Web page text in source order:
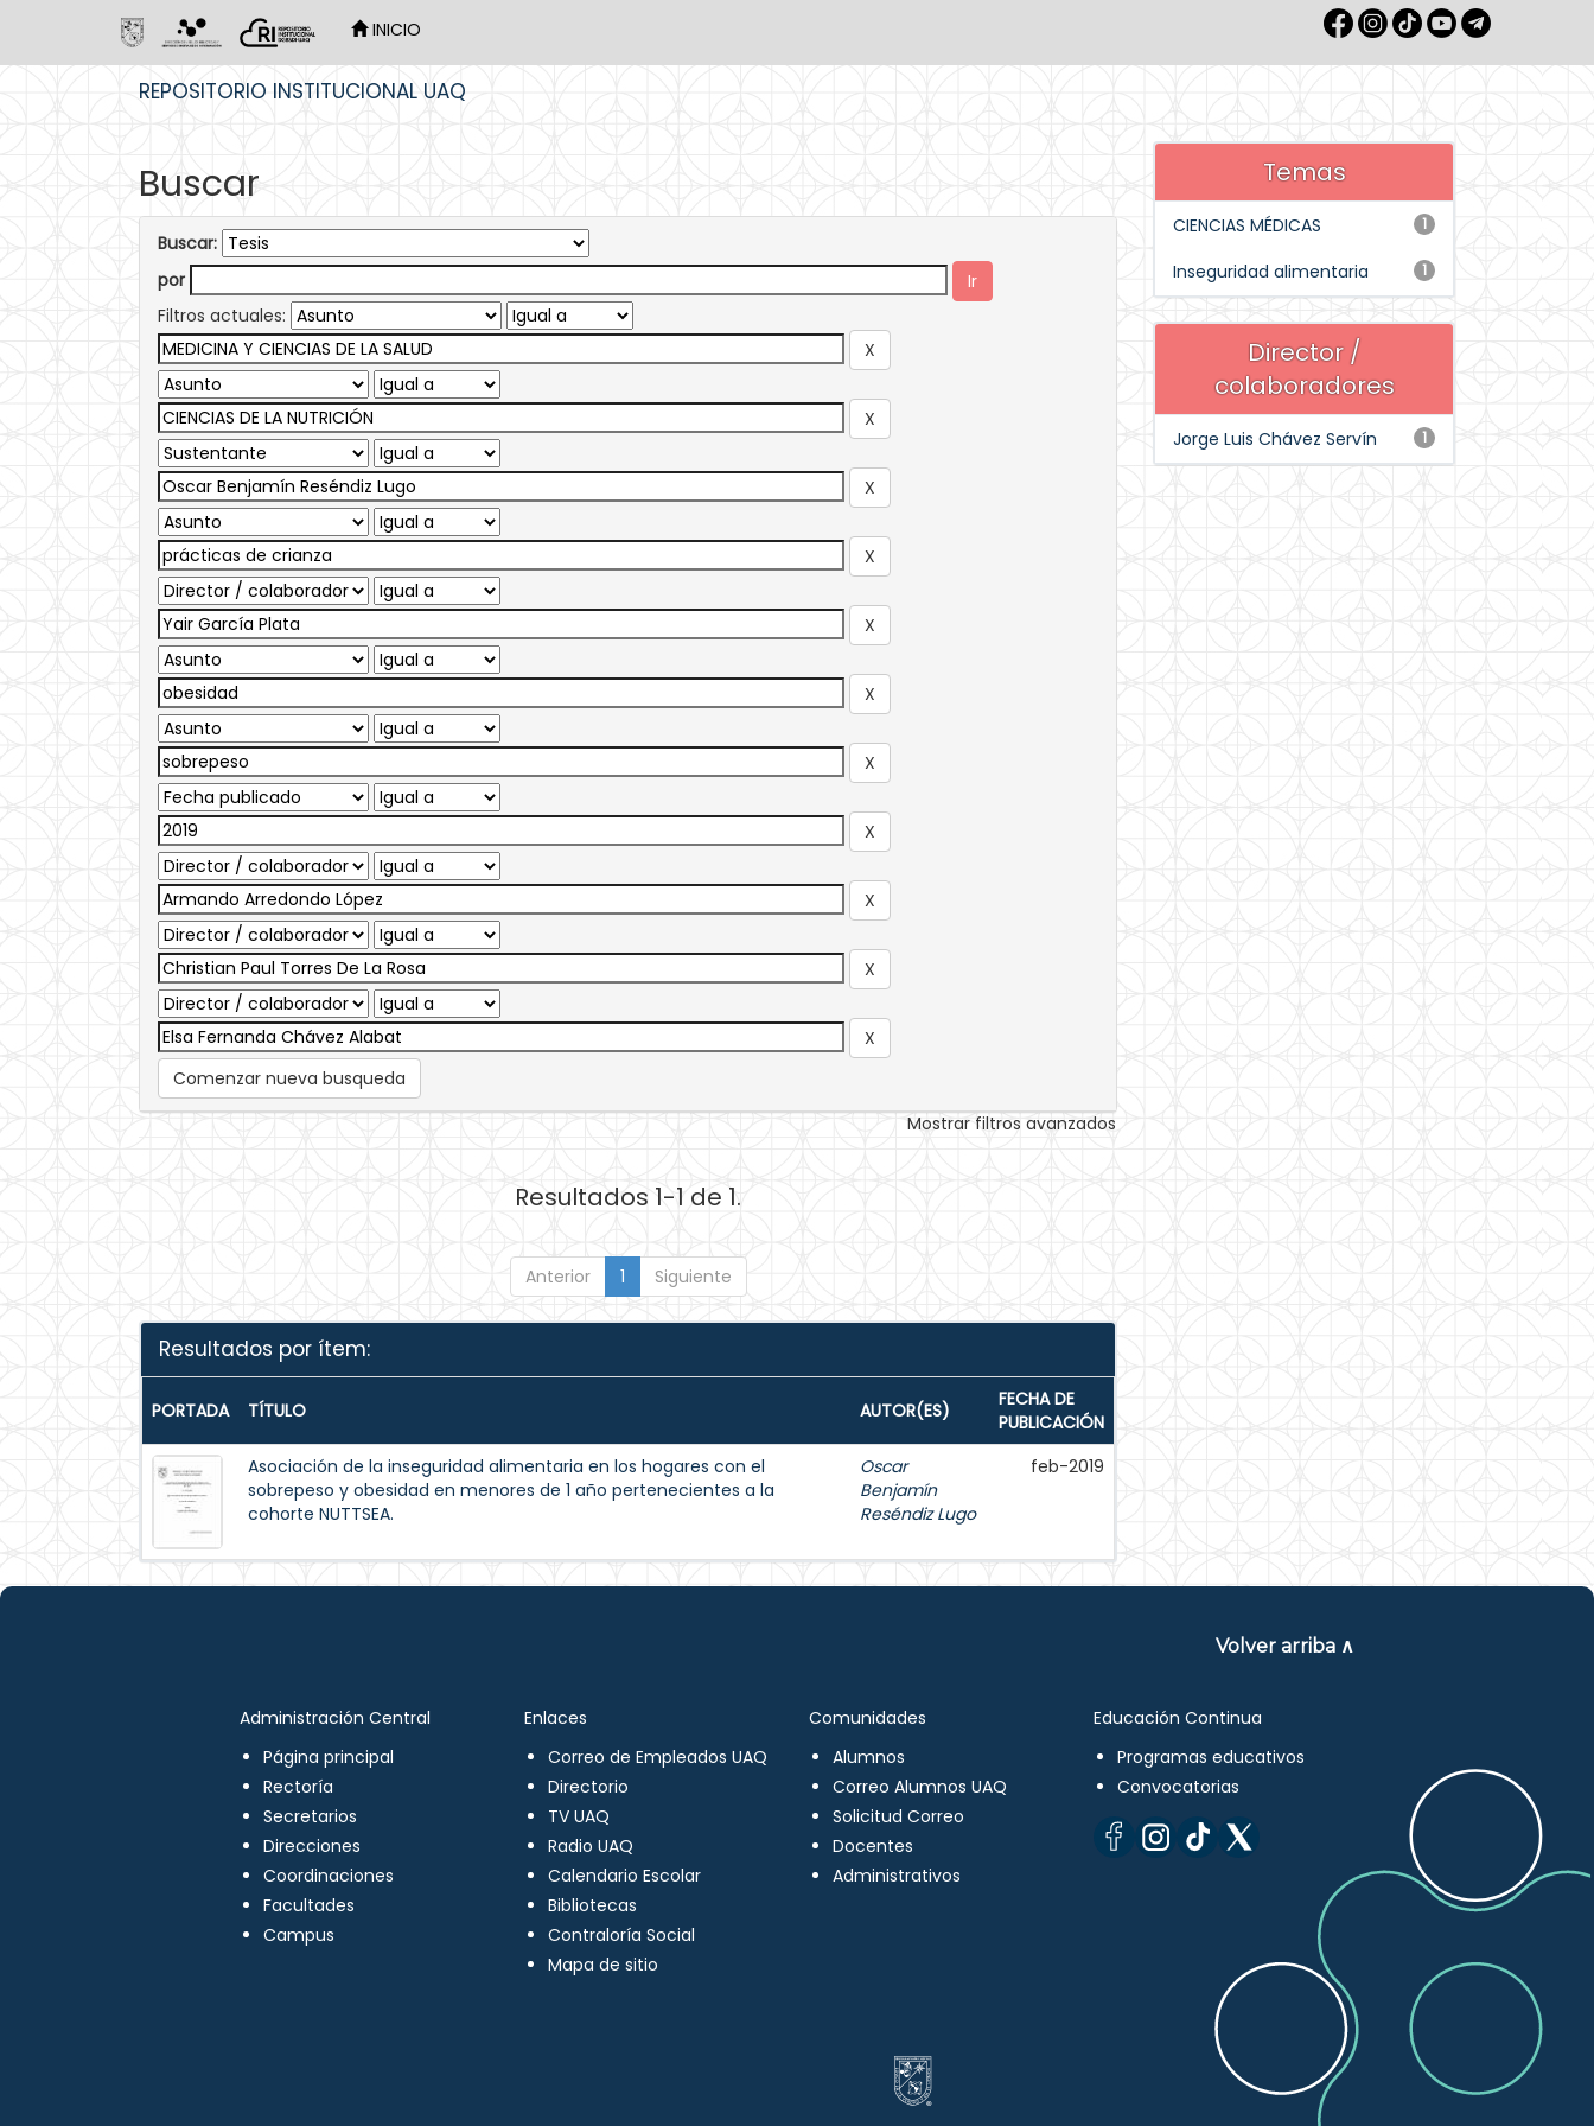
INICIO
REPOSITORIO INSTITUCIONAL UAQ
Buscar
Buscar:
por
Filtros actuales:
Comenzar nueva busqueda
Mostrar filtros avanzados
Resultados 1-1 de 1.
Anterior 1 Siguiente
Resultados por ítem:
PORTADA TÍTULO AUTOR(ES)
FECHA DE
PUBLICACIÓN
Asociación de la inseguridad alimentaria en los hogares con el
sobrepeso y obesidad en menores de 1 año pertenecientes a la
cohorte NUTTSEA.
Oscar
Benjamín
Reséndiz Lugo
feb-2019
Temas
1
CIENCIAS MÉDICAS
1
Inseguridad alimentaria
Director /
colaboradores
1
Jorge Luis Chávez Servín
Volver arriba ∧
Administración Central
Página principal
Rectoría
Secretarios
Direcciones
Coordinaciones
Facultades
Campus
Enlaces
Correo de Empleados UAQ
Directorio
TV UAQ
Radio UAQ
Calendario Escolar
Bibliotecas
Contraloría Social
Mapa de sitio
Comunidades
Alumnos
Correo Alumnos UAQ
Solicitud Correo
Docentes
Administrativos
Educación Continua
Programas educativos
Convocatorias